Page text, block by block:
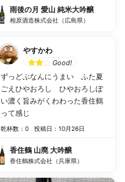
雨後の月 愛山 純米大吟醸
相原酒造株式会社（広島県）
やすかわ
Good!
ずっどぶなんにうまい ふた夏
ごえひやおろし ひやおろしぽ
い濃く旨みがくわわった香住鶴
って感じ
乾杯数：0 投稿日：10月26日
香住鶴 山廃 大吟醸
香住鶴株式会社（兵庫県）